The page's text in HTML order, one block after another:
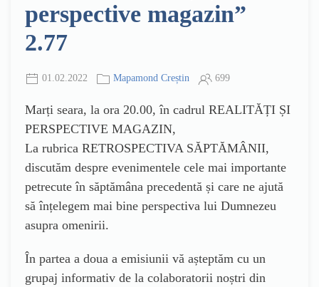
perspective magazin”
2.77
01.02.2022 Mapamond Creștin 699
Marți seara, la ora 20.00, în cadrul REALITĂȚI ȘI
PERSPECTIVE MAGAZIN,
La rubrica RETROSPECTIVA SĂPTĂMÂNII,
discutăm despre evenimentele cele mai importante
petrecute în săptămâna precedentă și care ne ajută
să înțelegem mai bine perspectiva lui Dumnezeu
asupra omenirii.
În partea a doua a emisiunii vă așteptăm cu un
grupaj informativ de la colaboratorii noștri din